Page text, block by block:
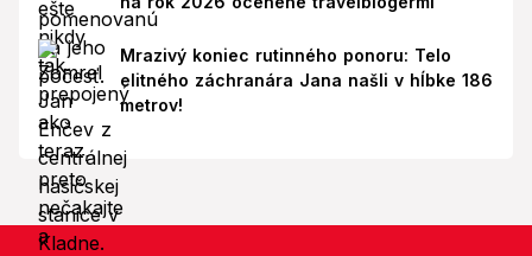
Mrazivý koniec rutinného ponoru: Telo
elitného záchranára Jana našli v hĺbke 186
metrov!